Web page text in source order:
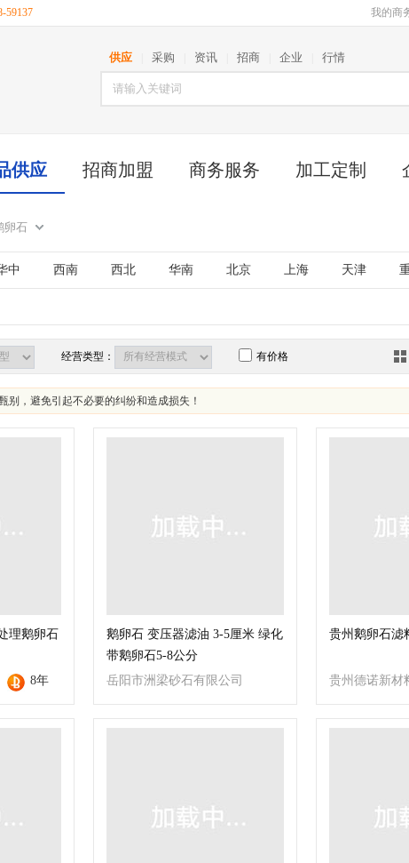
59137 我的商
供应 采购 资讯 招商 企业 行情
供应 招商加盟 商务服务 加工定制
卵石
中 西南 西北 华南 北京 上海 天津
藏 陕西 甘肃 青海 宁夏 新疆 台湾
经营类型： 有价格
，避免引起不必要的纠纷和造成损失！
理鹅卵石
8年
鹅卵石 变压器滤油 3-5厘米 绿化
带鹅卵石5-8公分
岳阳市洲梁砂石有限公司
贵州鹅卵石滤
贵州德诺新材
公司